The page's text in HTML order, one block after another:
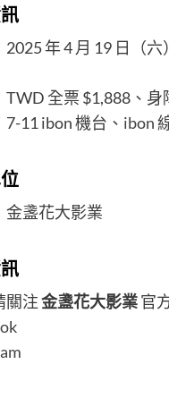
2025 年 4 月 19 日（
TWD 全票 $1,888、身
7-11 ibon 機台、 ibon
金盞花大影業
關注金盞花大影業官